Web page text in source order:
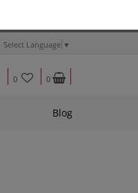
Select Language ▼
0 0
Blog